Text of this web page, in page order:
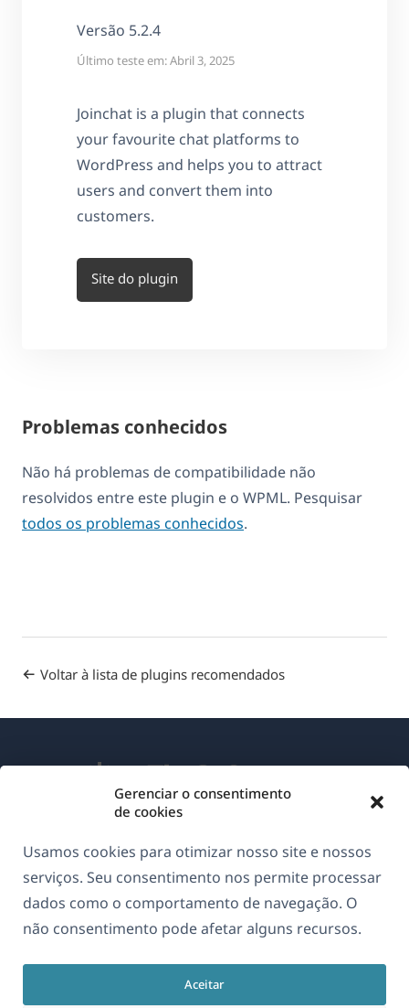
Gerenciar o consentimento
de cookies
Usamos cookies para otimizar nosso site e nossos
serviços. Seu consentimento nos permite processar
dados como o comportamento de navegação. O
não consentimento pode afetar alguns recursos.
Aceitar
Versão 5.2.4
Último teste em: Abril 3, 2025
Joinchat is a plugin that connects
your favourite chat platforms to
WordPress and helps you to attract
users and convert them into
customers.
Site do plugin
Problemas conhecidos
Não há problemas de compatibilidade não
resolvidos entre este plugin e o WPML. Pesquisar
todos os problemas conhecidos.
Voltar à lista de plugins recomendados
GDPR & Política de Privacidade
Junte-se à nossa equipe(abre
em
em
uma
em
uma
(abre
em